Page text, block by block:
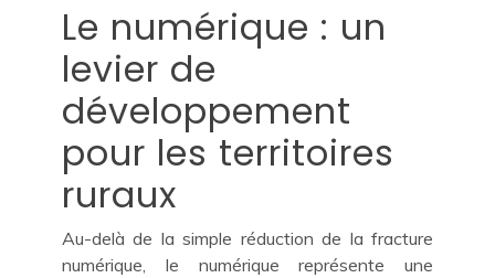
Le numérique : un
levier de
développement
pour les territoires
ruraux
Au-delà de la simple réduction de la fracture
numérique, le numérique représente une